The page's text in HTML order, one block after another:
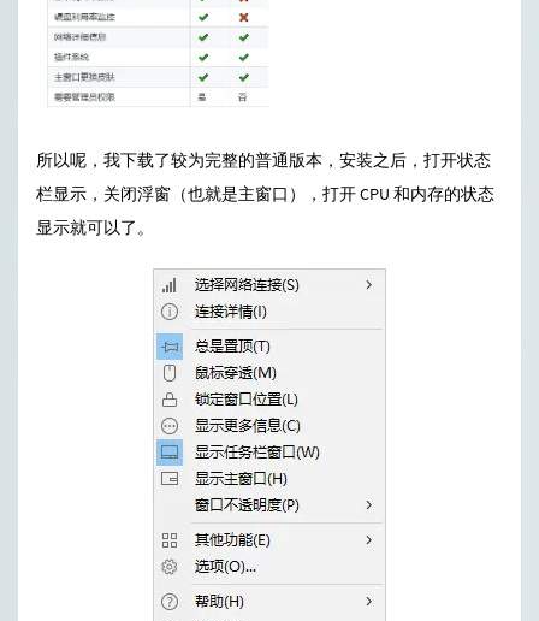
所以呢，我下载了较为完整的普通版本，安装之后，打开状态
栏显示，关闭浮窗（也就是主窗口），打开 CPU 和内存的状态
显示就可以了。